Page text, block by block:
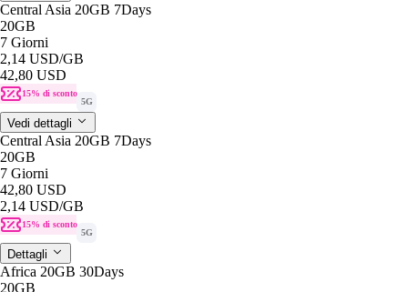
Central Asia 20GB 7Days
20GB
7 Giorni
2,14 USD/GB
42,80 USD
15% di sconto
5G
Vedi dettagli
Central Asia 20GB 7Days
20GB
7 Giorni
42,80 USD
2,14 USD/GB
15% di sconto
5G
Dettagli
Africa 20GB 30Days
20GB